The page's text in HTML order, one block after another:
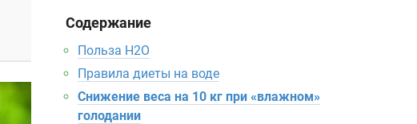
Содержание
Польза Н2O
Правила диеты на воде
Снижение веса на 10 кг при «влажном»
голодании